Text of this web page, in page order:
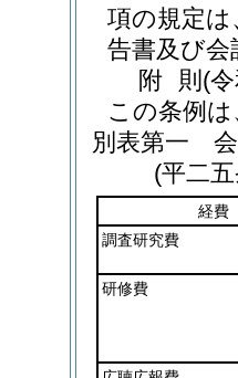
項の規定は
告書及び
附 則 (
この条例
別表第一 会
(平二
経費
調査研究費
研修費